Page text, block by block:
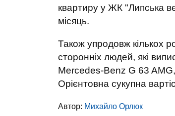
квартиру у ЖК "Липська
місяць.
Також упродовж кількох
сторонніх людей, які
Mercedes-Benz G 63
Орієнтовна сукупна
Автор: Михайло Орлюк